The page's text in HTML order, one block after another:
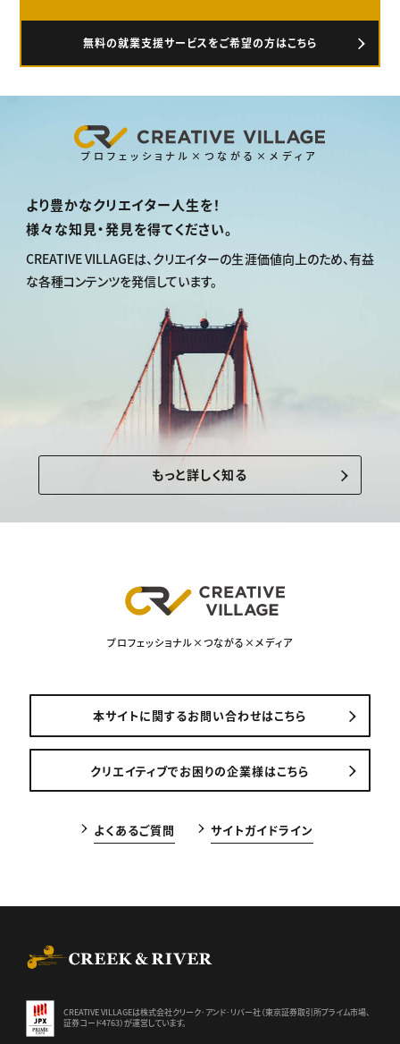
無料の就業支援サービスをご希望の方はこちら
プロフェッショナル×つながる×メディア
より豊かなクリエイター人生を！
様々な知見・発見を得てください。
CREATIVE VILLAGEは、 クリエイターの生涯価値向上のため、有益
な各種コンテンツを発信しています。
もっと詳しく知る
プロフェッショナル×つながる×メディア
本サイトに関するお問い合わせはこちら
クリエイティブでお困りの企業様はこちら
よくあるご質問 サイトガイドライン
CREATIVE VILLAGEは株式会社クリーク･アンド･リバー社（東京証券取引所プライム市場、
証券コード4763）が運営しています。